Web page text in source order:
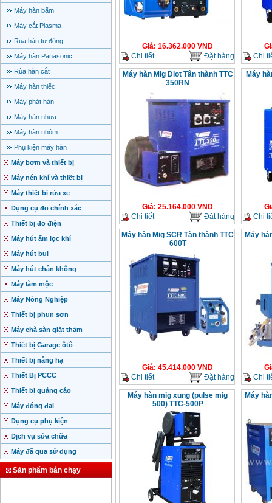
Máy hàn bấm
Máy cắt Plasma
Rùa hàn tự động
Máy hàn Panasonic
Rùa hàn cắt
Máy hàn thiếc
Máy phát hàn
Máy hàn nhựa
Máy hàn nhôm
Phụ kiện máy hàn
Máy bơm và thiết bị
Máy nén khí và thiết bị
Máy thiết bị rửa xe
Dụng cụ đo chính xác
Thiết bị đo điện
Máy hút ẩm lọc khí
Máy hút bụi
Máy hút chân không
Máy làm mộc
Máy Nông Nghiệp
Thiết bị phun sơn
Máy chà sàn giặt thảm
Thiết bị Garage ôtô
Thiết bị nâng hạ
Thiết Bị PCCC
Thiết bị quảng cáo
Máy đóng đai
Dụng cụ phụ kiện
Dịch vụ sửa chữa
Máy đã qua sử dụng
Sản phẩm bán chạy
Giá: 16.362.000 VND
Chi tiết
Đặt hàng
Chi
Máy hàn Mig Diot Tân thành TTC
350RN
Giá: 25.164.000 VND
Chi tiết
Đặt hàng
Máy
Chi
Máy hàn Mig SCR Tân thành TTC
600T
Giá: 45.414.000 VND
Chi tiết
Đặt hàng
Máy
Chi
Máy hàn mig xung (pulse mig
500) TTC-500P
Máy